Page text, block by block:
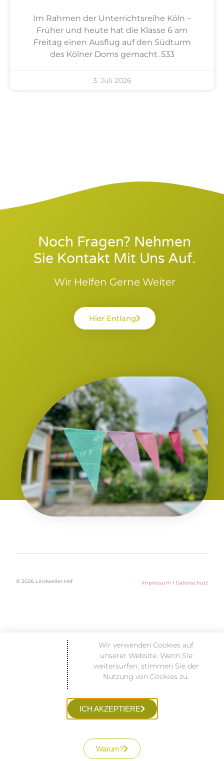
Im Rahmen der Unterrichtsreihe Köln –
Früher und heute hat die Klasse 6 am
Freitag einen Ausflug auf den Südturm
des Kölner Doms gemacht. 533
3. Juli 2026
Noch Fragen? Nehmen
Sie Kontakt Mit Uns Auf.
Wir Helfen Gerne Weiter
Hier Entlang
© 2026 Lindweiler Hof Impressum I Datenschutz
Wir verwenden Cookies auf
unserer Website. Wenn Sie
weitersurfen, stimmen Sie der
Nutzung von Cookies zu.
ICH AKZEPTIERE
Warum?